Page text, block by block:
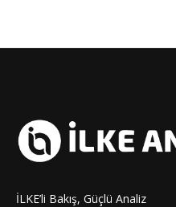
İLKE’li Bakış, Güçlü Analiz